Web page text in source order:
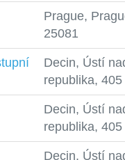
Prague,
25081
Decin, Ústí
republika, 405
Decin, Ústí
republika, 405
Decin, Ústí